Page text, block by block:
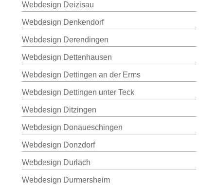
Webdesign Deizisau
Webdesign Denkendorf
Webdesign Derendingen
Webdesign Dettenhausen
Webdesign Dettingen an der Erms
Webdesign Dettingen unter Teck
Webdesign Ditzingen
Webdesign Donaueschingen
Webdesign Donzdorf
Webdesign Durlach
Webdesign Durmersheim